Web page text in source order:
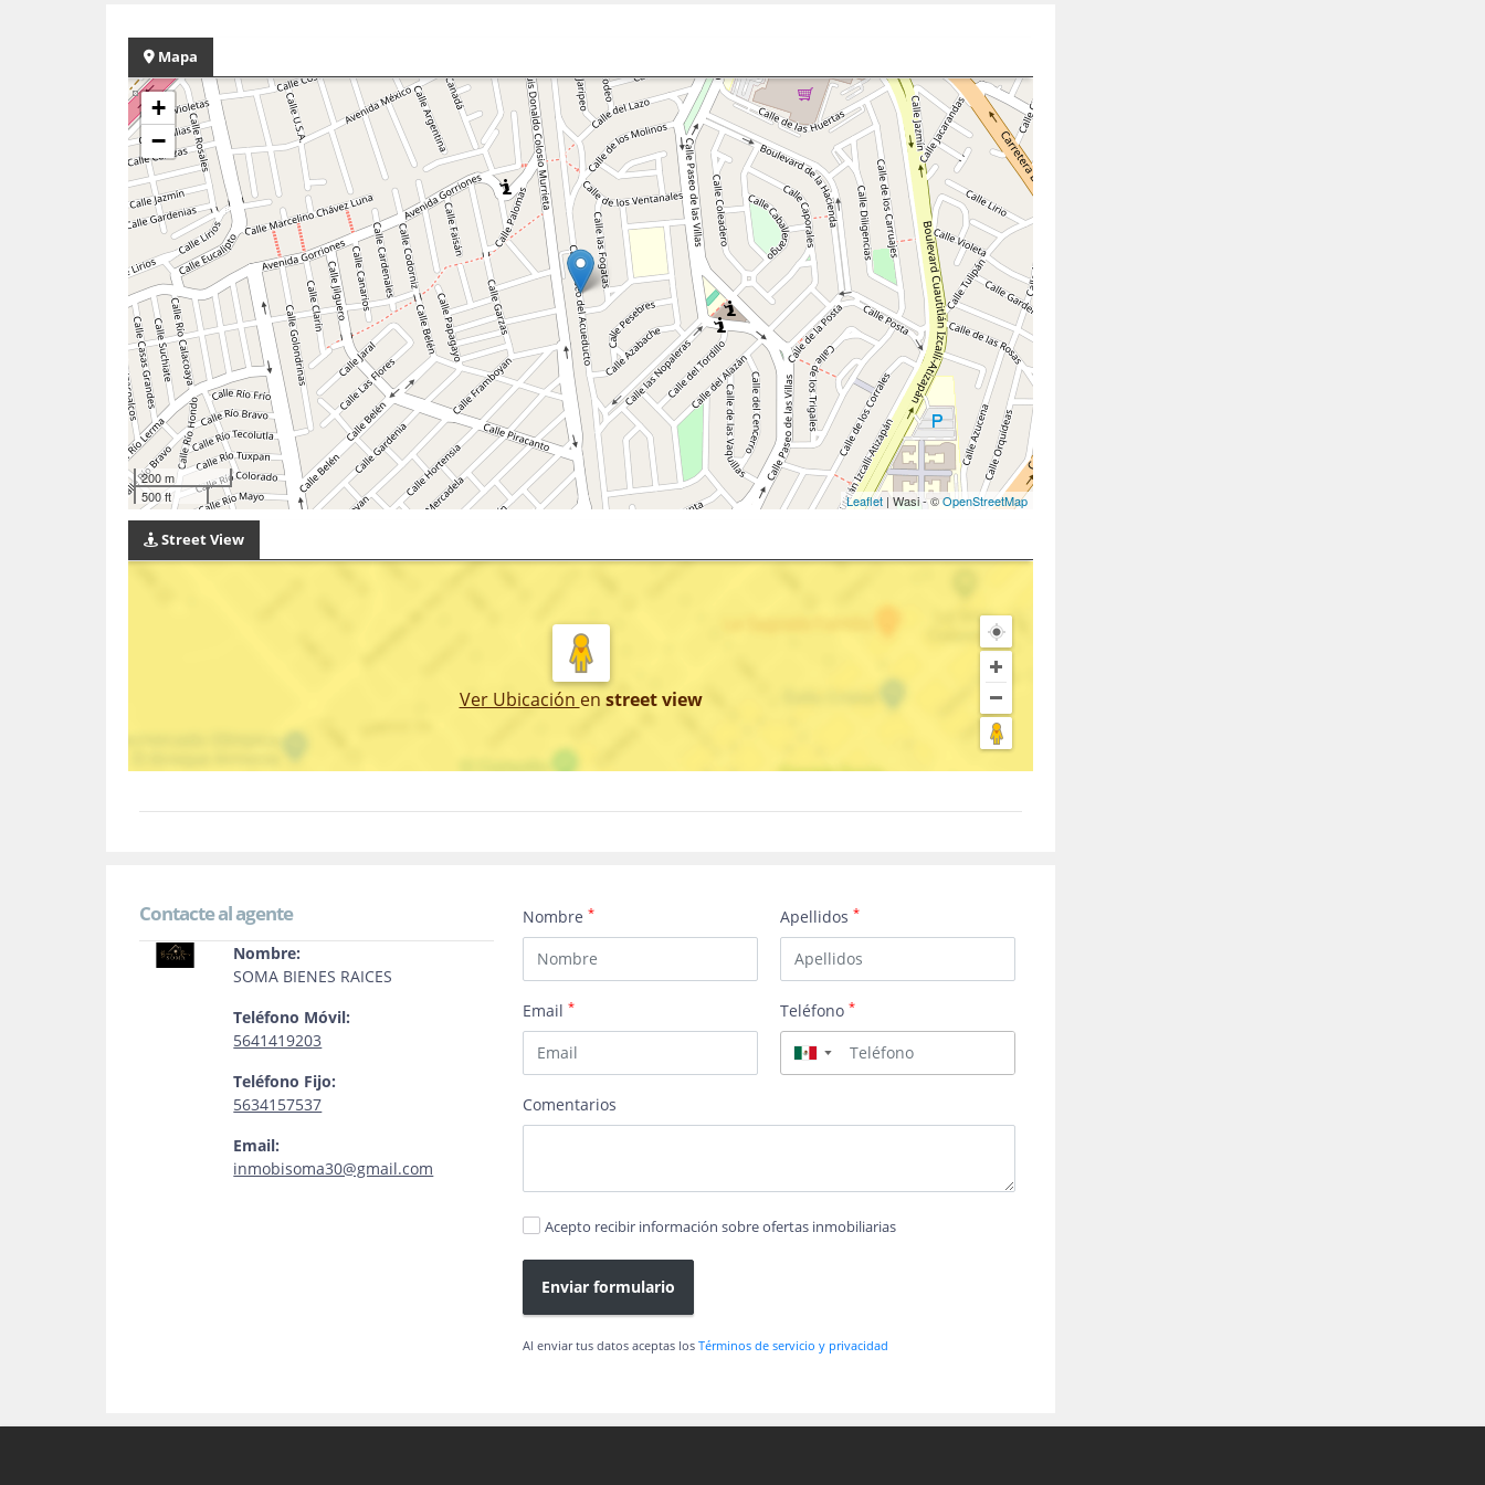
Mapa
+
−
200 m
500 ft
Leaflet | Wasi - ©OpenStreetMap
Street View
Ver Ubicación en street view
Contacte al agente
Nombre:
SOMA BIENES RAICES
Teléfono Móvil:
5641419203
Teléfono Fijo:
5634157537
Email:
inmobisoma30@gmail.com
Nombre* Apellidos*
Email* Teléfono*
▼
Comentarios
Acepto recibir información sobre ofertas inmobiliarias
Enviar formulario
Al enviar tus datos aceptas losTérminos de servicio y privacidad